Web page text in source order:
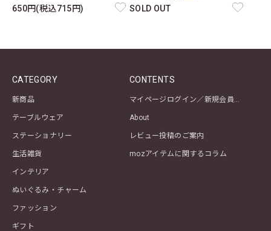
650円(税込715円)
SOLD OUT
CATEGORY
新商品
テーブルウェア
ステーショナリー
生活雑貨
インテリア
ぬいぐるみ・チャーム
ファッション
ギフト
CONTENTS
About
レビュー投稿のご案内
mozアイテムに関するコラム